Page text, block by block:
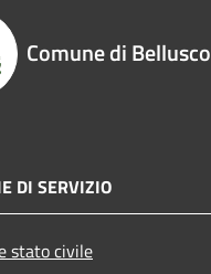
Comune di Bellusco
DI SERVIZIO
stato civile